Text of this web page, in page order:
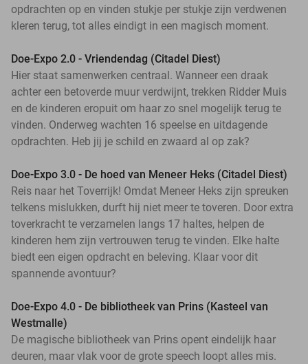
opdrachten op en vinden stukje per stukje zijn verdwenen
kleren terug, tot alles eindigt in een magisch moment.
Doe-Expo 2.0 - Vriendendag (Citadel Diest)
Hier staat samenwerken centraal. Wanneer een draak
achter een betoverde muur verdwijnt, trekken Ridder Muis
en de kinderen eropuit om haar zo snel mogelijk terug te
vinden. Onderweg wachten 16 speelse en uitdagende
opdrachten. Heb jij je schild en zwaard al op zak?
Doe-Expo 3.0 - De hoed van Meneer Heks (Citadel Diest)
Reis naar het Toverrijk! Omdat Meneer Heks zijn spreuken
telkens mislukken, durft hij niet meer te toveren. Door extra
toverkracht te verzamelen langs 17 haltes, helpen de
kinderen hem zijn vertrouwen terug te vinden. Elke halte
biedt een eigen opdracht en beleving. Klaar voor dit
spannende avontuur?
Doe-Expo 4.0 - De bibliotheek van Prins (Kasteel van
Westmalle)
De magische bibliotheek van Prins opent eindelijk haar
deuren, maar vlak voor de grote speech loopt alles mis.